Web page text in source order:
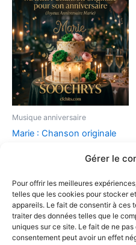
Gérer le
Pour offrir les meilleures
telles que les cookies pour stocker
appareils. Le fait de consentir à ces
traiter des données telles que le
uniques sur ce site. Le fait de ne
consentement peut avoir un effet
Musique anniversaire
Marie : Chanson originale
(Joyeux Anniversaire Marie)
9,90 €
Ajouter au panier